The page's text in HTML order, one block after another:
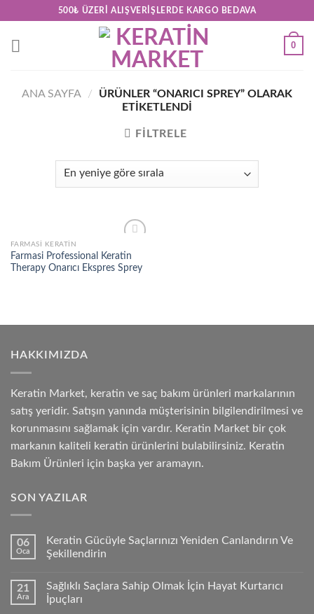
content
500₺ ÜZERI ALIŞVERIŞLERDE KARGO BEDAVA
0
ANA SAYFA /
ÜRÜNLER “ONARICI SPREY” OLARAK
ETIKETLENDI
FILTRELE
Add to
wishlist
FARMASI KERATIN
Farmasi Professional Keratin
Therapy Onarıcı Ekspres Sprey
HAKKIMIZDA
Keratin Market, keratin ve saç bakım ürünleri markalarının
satış yeridir. Satışın yanında müşterisinin bilgilendirilmesi ve
korunmasını sağlamak için vardır. Keratin Market bir çok
markanın kaliteli keratin ürünlerini bulabilirsiniz. Keratin
Bakım Ürünleri için başka yer aramayın.
SON YAZILAR
06
Oca
Keratin Gücüyle Saçlarınızı Yeniden Canlandırın Ve
Şekillendirin
21
Ara
Sağlıklı Saçlara Sahip Olmak İçin Hayat Kurtarıcı
İpuçları